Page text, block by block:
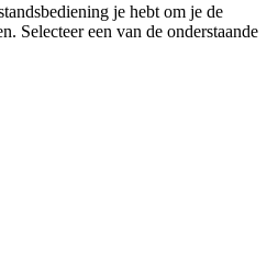
je hebt om je de
Selecteer een van de onderstaande